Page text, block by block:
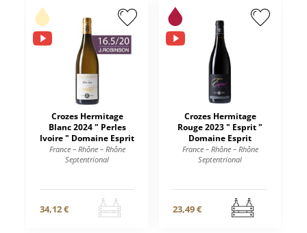
Crozes Hermitage
Blanc 2024 " Perles
Ivoire " Domaine Esprit
France – Rhône – Rhône
Septentrional
34,12 €
Crozes Hermitage
Rouge 2023 " Esprit "
Domaine Esprit
France – Rhône – Rhône
Septentrional
23,49 €